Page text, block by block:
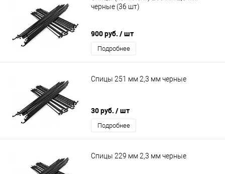
черные (36 шт)
900 руб. / шт
Подробнее
Спицы 251 мм 2,3 мм черные
30 руб. / шт
Подробнее
Спицы 229 мм 2,3 мм черные